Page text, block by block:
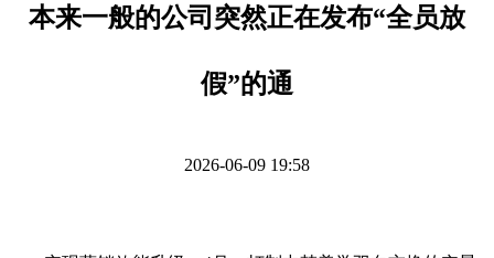
本来一般的公司突然正在发布“全员放
假”的通
2026-06-09 19:58